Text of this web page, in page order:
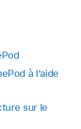
à l’aide
sur le